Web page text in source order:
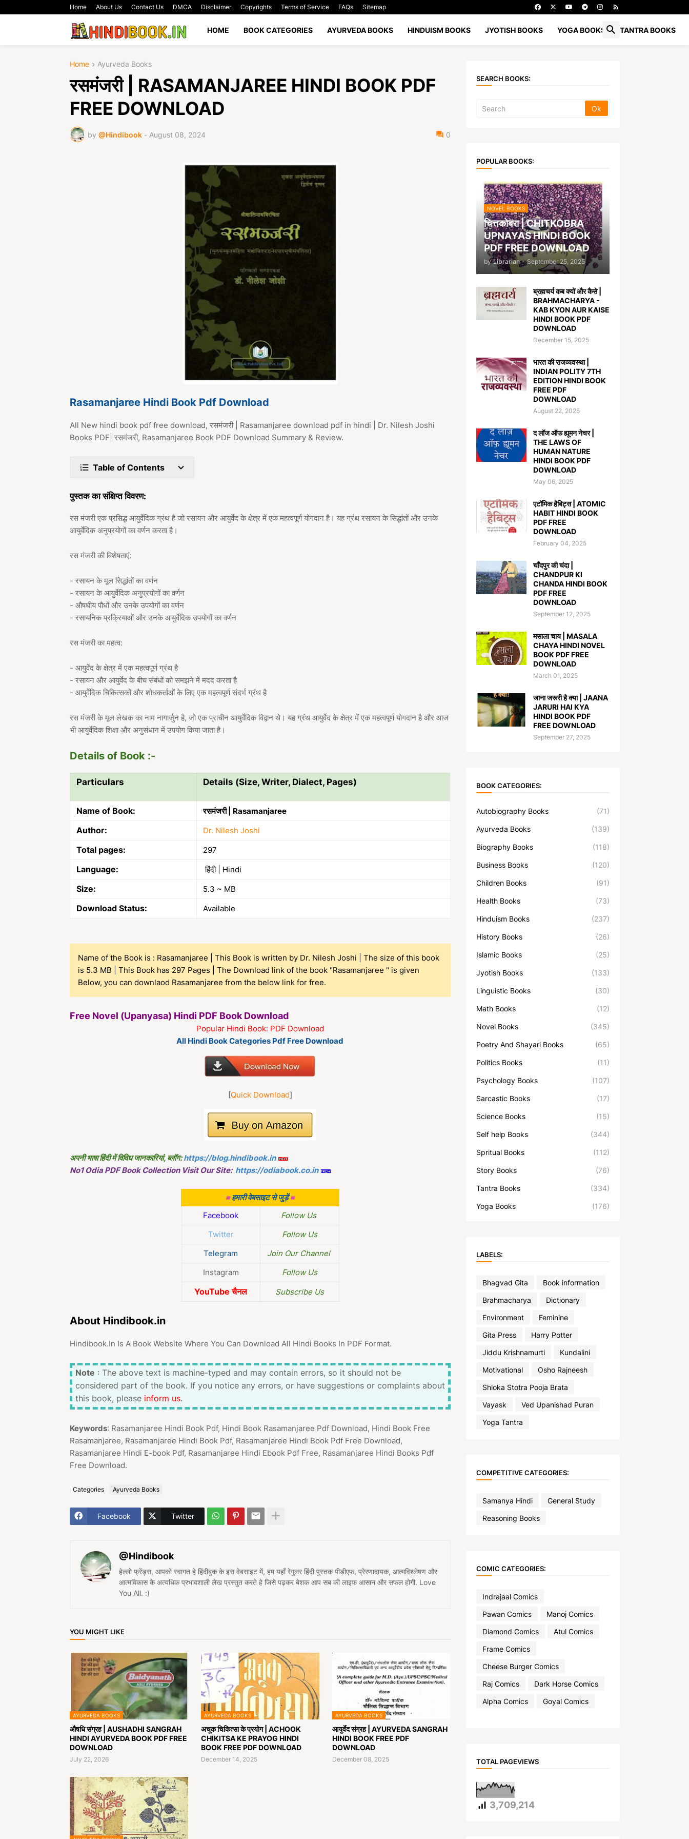
Home About Us Contact Us DMCA Disclaimer Copyrights Terms of Service FAQs Sitemap
HOME BOOK CATEGORIES AYURVEDA BOOKS HINDUISM BOOKS JYOTISH BOOKS YOGA BOOKS TANTRA BOOKS
Home Ayurveda Books
रसमंजरी | RASAMANJAREE HINDI BOOK PDF
FREE DOWNLOAD
by @Hindibook - August 08, 2024 0
Rasamanjaree Hindi Book Pdf Download
All New hindi book pdf free download, रसमंजरी | Rasamanjaree download pdf in hindi | Dr. Nilesh Joshi
Books PDF| रसमंजरी, Rasamanjaree Book PDF Download Summary & Review.
Table of Contents
पुस्तक का संक्षिप्त विवरण:
रस मंजरी एक प्रसिद्ध आयुर्वेदिक ग्रंथ है जो रसायन और आयुर्वेद के क्षेत्र में एक महत्वपूर्ण योगदान है। यह ग्रंथ रसायन के सिद्धांतों और उनके
आयुर्वेदिक अनुप्रयोगों का वर्णन करता है।
रस मंजरी की विशेषताएं:
- रसायन के मूल सिद्धांतों का वर्णन
- रसायन के आयुर्वेदिक अनुप्रयोगों का वर्णन
- औषधीय पौधों और उनके उपयोगों का वर्णन
- रसायनिक प्रक्रियाओं और उनके आयुर्वेदिक उपयोगों का वर्णन
रस मंजरी का महत्व:
- आयुर्वेद के क्षेत्र में एक महत्वपूर्ण ग्रंथ है
- रसायन और आयुर्वेद के बीच संबंधों को समझने में मदद करता है
- आयुर्वेदिक चिकित्सकों और शोधकर्ताओं के लिए एक महत्वपूर्ण संदर्भ ग्रंथ है
रस मंजरी के मूल लेखक का नाम नागार्जुन है, जो एक प्राचीन आयुर्वेदिक विद्वान थे। यह ग्रंथ आयुर्वेद के क्षेत्र में एक महत्वपूर्ण योगदान है और आज
भी आयुर्वेदिक शिक्षा और अनुसंधान में उपयोग किया जाता है।
Details of Book :-
Particulars Details (Size, Writer, Dialect, Pages)
Name of Book: रसमंजरी | Rasamanjaree
Author: Dr. Nilesh Joshi
Total pages: 297
Language: हिंदी | Hindi
Size: 5.3 ~ MB
Download Status: Available
Name of the Book is : Rasamanjaree | This Book is written by Dr. Nilesh Joshi | The size of this book
is 5.3 MB | This Book has 297 Pages | The Download link of the book "Rasamanjaree " is given
Below, you can downlaod Rasamanjaree from the below link for free.
Free Novel (Upanyasa) Hindi PDF Book Download
Popular Hindi Book: PDF Download
All Hindi Book Categories Pdf Free Download
[Quick Download]
अपनी भाषा हिंदी में विविध जानकारियां, ब्लॉग: https://blog.hindibook.in
No1 Odia PDF Book Collection Visit Our Site: https://odiabook.co.in
=हमारी वेबसाइट से जुड़ें=
Facebook
Follow Us
Twitter
Follow Us
Telegram
Join Our Channel
Instagram
Follow Us
YouTube चैनल Subscribe Us
About Hindibook.in
Hindibook.In Is A Book Website Where You Can Download All Hindi Books In PDF Format.
Note : The above text is machine-typed and may contain errors, so it should not be
considered part of the book. If you notice any errors, or have suggestions or complaints about
this book, please inform us.
Keywords: Rasamanjaree Hindi Book Pdf, Hindi Book Rasamanjaree Pdf Download, Hindi Book Free
Rasamanjaree, Rasamanjaree Hindi Book Pdf, Rasamanjaree Hindi Book Pdf Free Download,
Rasamanjaree Hindi E-book Pdf, Rasamanjaree Hindi Ebook Pdf Free, Rasamanjaree Hindi Books Pdf
Free Download.
Categories Ayurveda Books
Facebook Twitter
@Hindibook
हेल्लो फ्रेंड्स, आपको स्वागत हे हिंदीबुक के इस वेबसाइट में, हम यहाँ रेगुलर हिंदी पुस्तक पीडीएफ, प्रेरणादायक, आत्मविश्लेषण और
आत्मविकास के अत्यधिक प्रभावशाली लेख प्रस्तुत करते हे जिसे पढ़कर बेशक आप सब की लाइफ आसान और सफल होगी. Love
You All. :)
YOU MIGHT LIKE
AYURVEDA BOOKS
औषधि संग्रह | AUSHADHI SANGRAH
HINDI AYURVEDA BOOK PDF FREE
DOWNLOAD
July 22, 2026
AYURVEDA BOOKS
अचूक चिकित्सा के प्रयोग | ACHOOK
CHIKITSA KE PRAYOG HINDI
BOOK FREE PDF DOWNLOAD
December 14, 2025
AYURVEDA BOOKS
आयुर्वेद संग्रह | AYURVEDA SANGRAH
HINDI BOOK FREE PDF
DOWNLOAD
December 08, 2025
SEARCH BOOKS:
POPULAR BOOKS:
NOVEL BOOKS
चित्तकोबरा | CHITKOBRA
UPNAYAS HINDI BOOK
PDF FREE DOWNLOAD
by Librarian - September 25, 2025
ब्रह्मचर्य कब क्यों और कैसे |
BRAHMACHARYA -
KAB KYON AUR KAISE
HINDI BOOK PDF
DOWNLOAD
December 15, 2025
भारत की राजव्यवस्था |
INDIAN POLITY 7TH
EDITION HINDI BOOK
FREE PDF
DOWNLOAD
August 22, 2025
द लॉज ऑफ ह्यूमन नेचर |
THE LAWS OF
HUMAN NATURE
HINDI BOOK PDF
DOWNLOAD
May 06, 2025
एटॉमिक हैबिट्स | ATOMIC
HABIT HINDI BOOK
PDF FREE
DOWNLOAD
February 04, 2025
चाँदपुर की चंदा |
CHANDPUR KI
CHANDA HINDI BOOK
PDF FREE
DOWNLOAD
September 12, 2025
मसाला चाय | MASALA
CHAYA HINDI NOVEL
BOOK PDF FREE
DOWNLOAD
March 01, 2025
जाना जरूरी है क्या | JAANA
JARURI HAI KYA
HINDI BOOK PDF
FREE DOWNLOAD
September 27, 2025
BOOK CATEGORIES:
Autobiography Books (71)
Ayurveda Books (139)
Biography Books (118)
Business Books (120)
Children Books (91)
Health Books (73)
Hinduism Books (237)
History Books (26)
Islamic Books (25)
Jyotish Books (133)
Linguistic Books (30)
Math Books (12)
Novel Books (345)
Poetry And Shayari Books (65)
Politics Books (11)
Psychology Books (107)
Sarcastic Books (17)
Science Books (15)
Self help Books (344)
Spritual Books (112)
Story Books (76)
Tantra Books (334)
Yoga Books (176)
LABELS:
Bhagvad Gita
Book information
Brahmacharya
Dictionary
Environment
Feminine
Gita Press
Harry Potter
Jiddu Krishnamurti
Kundalini
Motivational
Osho Rajneesh
Shloka Stotra Pooja Brata
Vayask
Ved Upanishad Puran
Yoga Tantra
COMPETITIVE CATEGORIES:
Samanya Hindi
General Study
Reasoning Books
COMIC CATEGORIES:
Indrajaal Comics
Pawan Comics
Manoj Comics
Diamond Comics
Atul Comics
Frame Comics
Cheese Burger Comics
Raj Comics
Dark Horse Comics
Alpha Comics
Goyal Comics
TOTAL PAGEVIEWS
3,709,214